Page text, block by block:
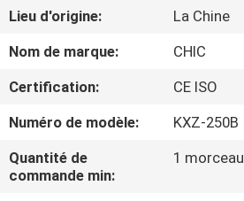
DE
NOUS
VISITE
DE
L'USINE
Lieu d'origine:
La Chine
Nom de marque:
CHIC
Certification:
CE ISO
Numéro de modèle:
KXZ-250B
Quantité de
commande min:
1 morceau